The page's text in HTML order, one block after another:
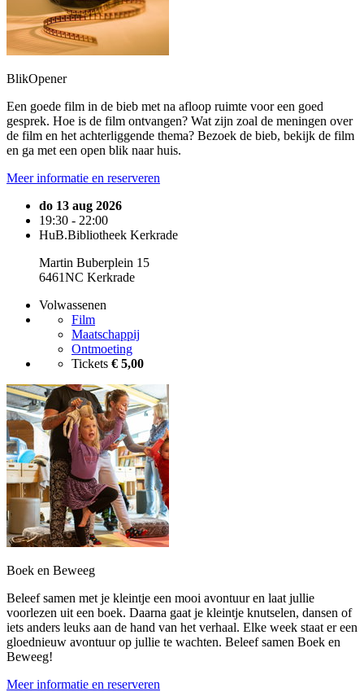
BlikOpener
Een goede film in de bieb met na afloop ruimte voor een goed
gesprek. Hoe is de film ontvangen? Wat zijn zoal de meningen over
de film en het achterliggende thema? Bezoek de bieb, bekijk de film
en ga met een open blik naar huis.
Meer informatie en reserveren
do 13 aug 2026
19:30 - 22:00
HuB.Bibliotheek Kerkrade
Martin Buberplein 15
6461NC Kerkrade
Volwassenen
Film
Maatschappij
Ontmoeting
Tickets € 5,00
Boek en Beweeg
Beleef samen met je kleintje een mooi avontuur en laat jullie
voorlezen uit een boek. Daarna gaat je kleintje knutselen, dansen of
iets anders leuks aan de hand van het verhaal. Elke week staat er een
gloednieuw avontuur op jullie te wachten. Beleef samen Boek en
Beweeg!
Meer informatie en reserveren